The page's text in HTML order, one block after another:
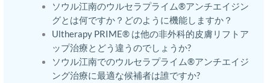
ソウル江南のウルセラプライム®アンチエイジン
グとは何ですか？どのように機能しますか？
Ultherapy PRIME® は他の非外科的皮膚リフトア
ップ治療とどう違うのでしょうか?
ソウル江南でのウルセラプライム®アンチエイジ
ング治療に最適な候補者は誰ですか?